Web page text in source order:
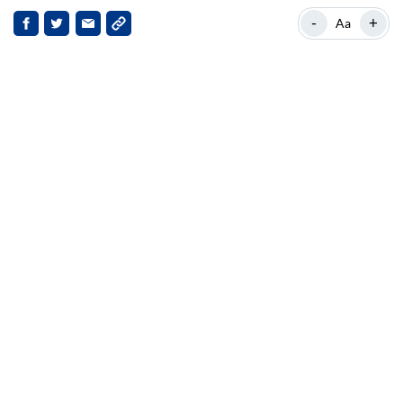
Beständig inmitten einer Marktabschwächung
- Aa +